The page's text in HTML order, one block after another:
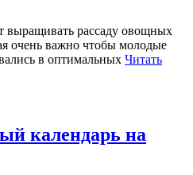
выращивать рассаду овощных
очень важно чтобы молодые
в оптимальных Читать
календарь на